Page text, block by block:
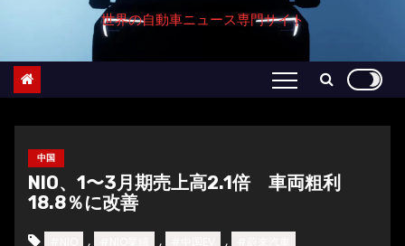
プ
世界の自動車ニュース専門サイト
中国
NIO、1〜3月期売上高2.1倍 車両粗利
18.8％に改善
, , ,